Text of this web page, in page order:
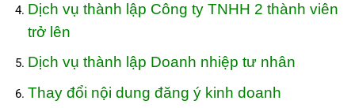
Dịch vụ thành lập Công ty TNHH 2 thành viên
trở lên
Dịch vụ thành lập Doanh nhiệp tư nhân
Thay đổi nội dung đăng ý kinh doanh